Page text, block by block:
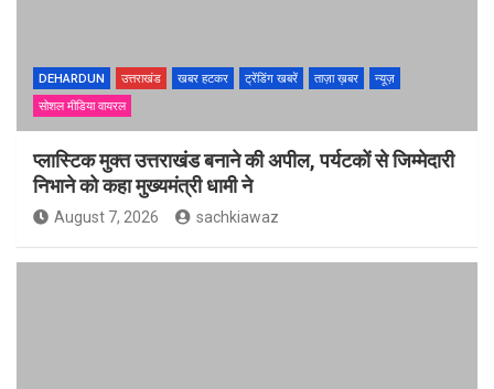
DEHARDUN उत्तराखंड खबर हटकर ट्रेंडिंग खबरें ताज़ा ख़बर
न्यूज़
सोशल मीडिया वायरल
प्लास्टिक मुक्त उत्तराखंड बनाने की अपील, पर्यटकों से जिम्मेदारी
निभाने को कहा मुख्यमंत्री धामी ने
August 7, 2026 sachkiawaz